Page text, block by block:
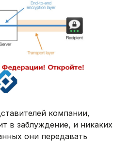
компании,
в заблуждение, и никаких
они передавать